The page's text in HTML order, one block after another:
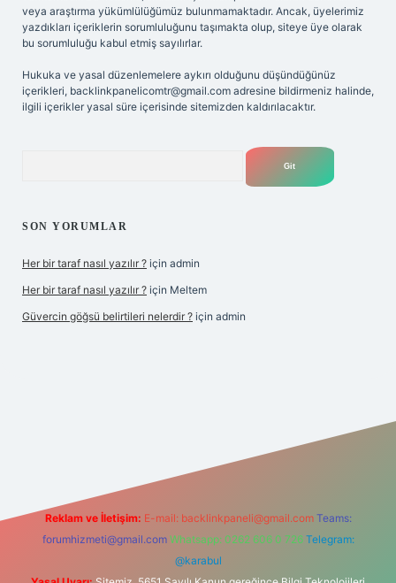
veya araştırma yükümlülüğümüz bulunmamaktadır. Ancak, üyelerimiz
yazdıkları içeriklerin sorumluluğunu taşımakta olup, siteye üye olarak
bu sorumluluğu kabul etmiş sayılırlar.
Hukuka ve yasal düzenlemelere aykırı olduğunu düşündüğünüz
içerikleri, backlinkpanelicomtr@gmail.com adresine bildirmeniz halinde,
ilgili içerikler yasal süre içerisinde sitemizden kaldırılacaktır.
SON YORUMLAR
Her bir taraf nasıl yazılır ? için admin
Her bir taraf nasıl yazılır ? için Meltem
Güvercin göğsü belirtileri nelerdir ? için admin
Reklam ve İletişim: E-mail: backlinkpaneli@gmail.com Teams:
forumhizmeti@gmail.com Whatsapp: 0262 606 0 726 Telegram:
@karabul